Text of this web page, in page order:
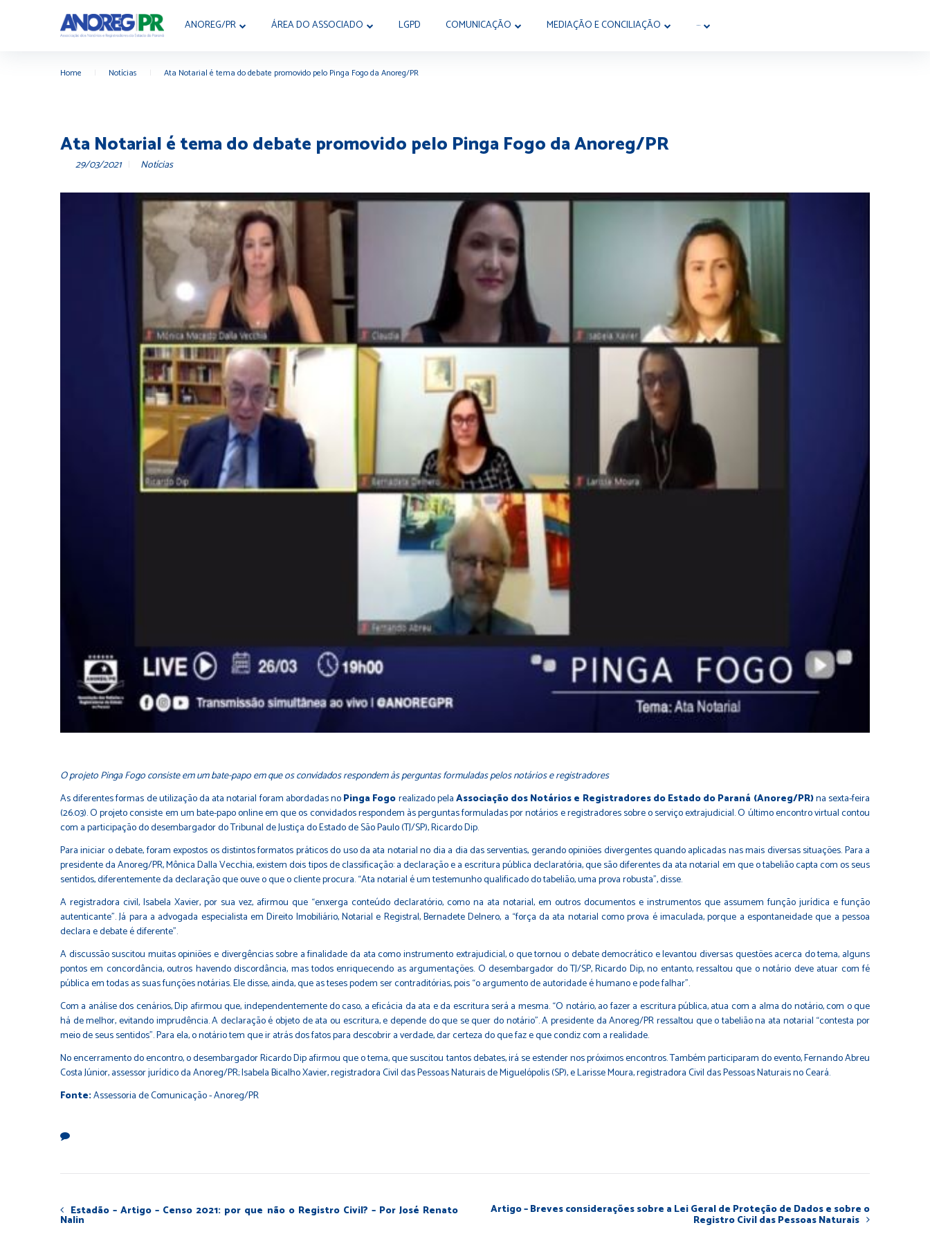
ANOREG/PR ÁREA DO ASSOCIADO LGPD COMUNICAÇÃO MEDIAÇÃO E CONCILIAÇÃO ···
Home Notícias Ata Notarial é tema do debate promovido pelo Pinga Fogo da Anoreg/PR
Ata Notarial é tema do debate promovido pelo Pinga Fogo da Anoreg/PR
29/03/2021 Notícias
O projeto Pinga Fogo consiste em um bate-papo em que os convidados respondem às perguntas formuladas pelos notários e registradores
As diferentes formas de utilização da ata notarial foram abordadas noPinga Fogorealizado pelaAssociação dos Notários e Registradores do Estado do Paraná (Anoreg/PR)na sexta-feira
(26.03). O projeto consiste em um bate-papo online em que os convidados respondem às perguntas formuladas por notários e registradores sobre o serviço extrajudicial. O último encontro virtual contou
com a participação do desembargador do Tribunal de Justiça do Estado de São Paulo (TJ/SP), Ricardo Dip.
Para iniciar o debate, foram expostos os distintos formatos práticos do uso da ata notarial no dia a dia das serventias, gerando opiniões divergentes quando aplicadas nas mais diversas situações. Para a
presidente da Anoreg/PR, Mônica Dalla Vecchia, existem dois tipos de classificação: a declaração e a escritura pública declaratória, que são diferentes da ata notarial em que o tabelião capta com os seus
sentidos, diferentemente da declaração que ouve o que o cliente procura. “Ata notarial é um testemunho qualificado do tabelião, uma prova robusta”, disse.
A registradora civil, Isabela Xavier, por sua vez, afirmou que “enxerga conteúdo declaratório, como na ata notarial, em outros documentos e instrumentos que assumem função jurídica e função
autenticante”. Já para a advogada especialista em Direito Imobiliário, Notarial e Registral, Bernadete Delnero, a “força da ata notarial como prova é imaculada, porque a espontaneidade que a pessoa
declara e debate é diferente”.
A discussão suscitou muitas opiniões e divergências sobre a finalidade da ata como instrumento extrajudicial, o que tornou o debate democrático e levantou diversas questões acerca do tema, alguns
pontos em concordância, outros havendo discordância, mas todos enriquecendo as argumentações. O desembargador do TJ/SP, Ricardo Dip, no entanto, ressaltou que o notário deve atuar com fé
pública em todas as suas funções notárias. Ele disse, ainda, que as teses podem ser contraditórias, pois “o argumento de autoridade é humano e pode falhar”.
Com a análise dos cenários, Dip afirmou que, independentemente do caso, a eficácia da ata e da escritura será a mesma. “O notário, ao fazer a escritura pública, atua com a alma do notário, com o que
há de melhor, evitando imprudência. A declaração é objeto de ata ou escritura, e depende do que se quer do notário”. A presidente da Anoreg/PR ressaltou que o tabelião na ata notarial “contesta por
meio de seus sentidos”. Para ela, o notário tem que ir atrás dos fatos para descobrir a verdade, dar certeza do que faz e que condiz com a realidade.
No encerramento do encontro, o desembargador Ricardo Dip afirmou que o tema, que suscitou tantos debates, irá se estender nos próximos encontros. Também participaram do evento, Fernando Abreu
Costa Júnior, assessor jurídico da Anoreg/PR; Isabela Bicalho Xavier, registradora Civil das Pessoas Naturais de Miguelópolis (SP), e Larisse Moura, registradora Civil das Pessoas Naturais no Ceará.
Fonte:Assessoria de Comunicação - Anoreg/PR
Estadão – Artigo – Censo 2021: por que não o Registro Civil? – Por José Renato
Nalin
Artigo – Breves considerações sobre a Lei Geral de Proteção de Dados e sobre o
Registro Civil das Pessoas Naturais